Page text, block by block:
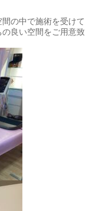
の中で施術を受けて
良い空間をご用意致